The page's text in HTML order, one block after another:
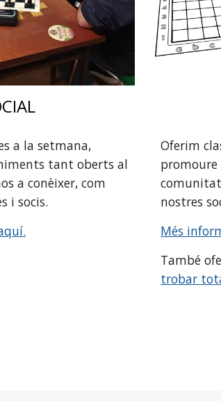
a la setmana,
tant oberts al
a conèixer, com
i socis.
Oferim
promoure
nostres
Més
També
trobar